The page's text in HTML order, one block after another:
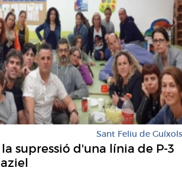
Sant Feliu de Guíxols
supressió d'una línia de P-3